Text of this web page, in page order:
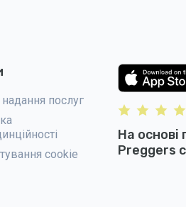
послуг
cookie
На основі
Preggers